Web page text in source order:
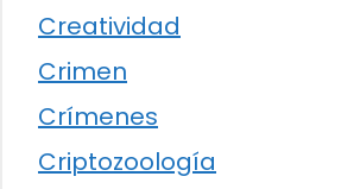
Creatividad
Crimen
Crímenes
Criptozoología